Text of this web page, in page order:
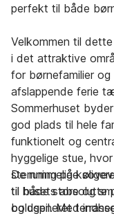
perfekt til både
Velkommen til
i det attraktive
for børnefamilier og
afslappende ferie
Sommerhuset
god plads til hele
funktionelt og
hyggelige stue,
stemning på
til husets absolutte
og ugeneret
De rummelige
til både store og
boldspil. Med